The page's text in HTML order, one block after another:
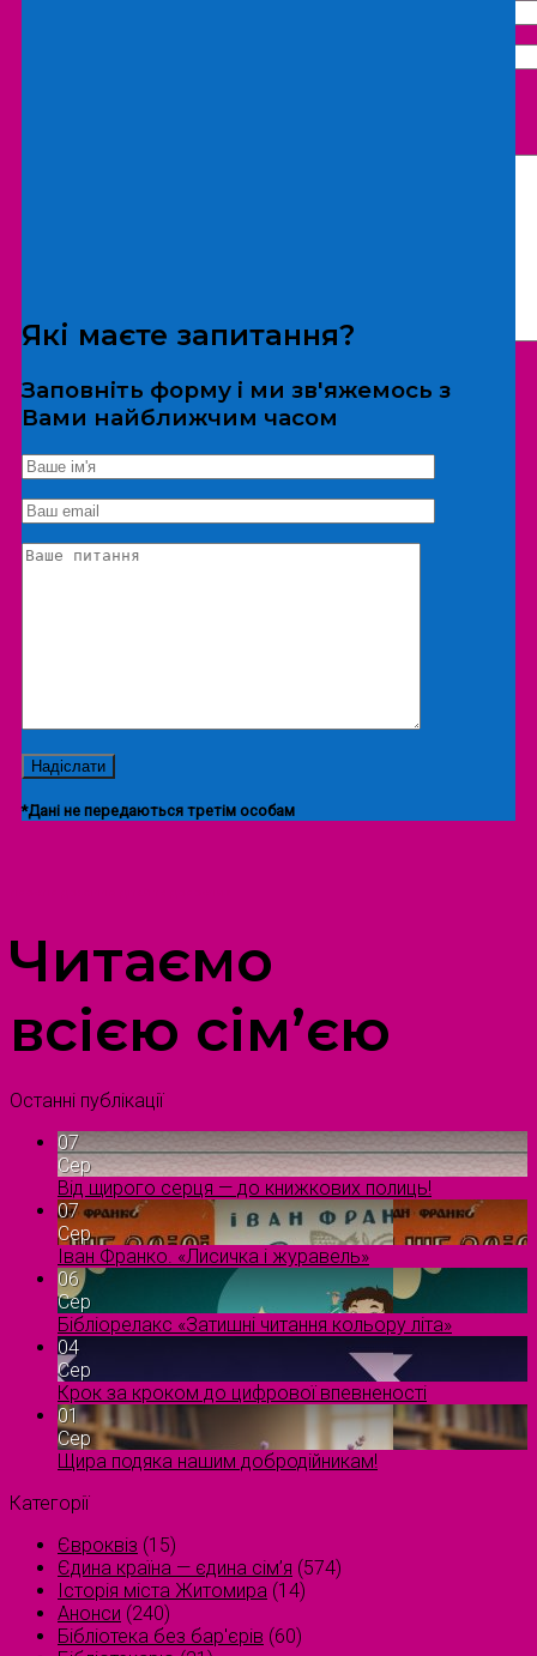
*Дані не передаються третім особам
Екскурсія/локація
Які маєте запитання?
Заповніть форму і ми зв'яжемось з
Вами найближчим часом
*Дані не передаються третім особам
Читаємо
всією сім’єю
Останні публікації
07
Сер
Від щирого серця — до книжкових полиць!
07
Сер
Іван Франко. «Лисичка і журавель»
06
Сер
Бібліорелакс «Затишні читання кольору літа»
04
Сер
Крок за кроком до цифрової впевненості
01
Сер
Щира подяка нашим добродійникам!
Категорії
Євроквіз (15)
Єдина країна — єдина сім’я (574)
Історія міста Житомира (14)
Анонси (240)
Бібліотека без бар'єрів (60)